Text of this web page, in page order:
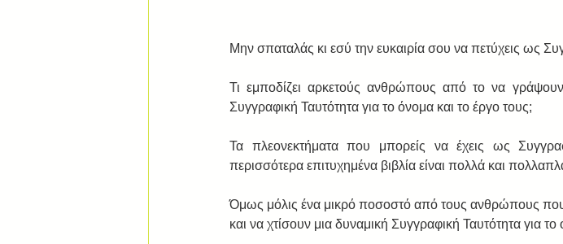
Μην σπαταλάς κι εσύ την ευκαιρία σου να πετύχεις ως
Τι εμποδίζει αρκετούς ανθρώπους από το να
Συγγραφική Ταυτότητα για το όνομα και το έργο τους;
Τα πλεονεκτήματα που μπορείς να έχεις ως
περισσότερα επιτυχημένα βιβλία είναι πολλά και
Όμως μόλις ένα μικρό ποσοστό από τους ανθρώπους
και να χτίσουν μια δυναμική Συγγραφική Ταυτότητα για